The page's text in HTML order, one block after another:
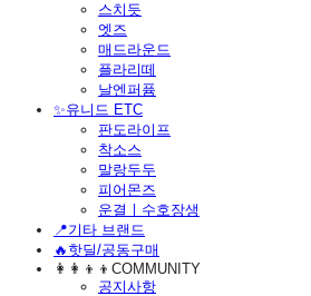
스치듯
엣즈
매드라운드
플라리떼
날엔퍼퓸
​✨유니드 ETC
판도라이프
착소스
말랑두두
피어몬즈
운결ㅣ수호장생
📍기타 브랜드
🔥핫딜/공동구매
👩‍👩‍👦‍👦COMMUNITY
공지사항